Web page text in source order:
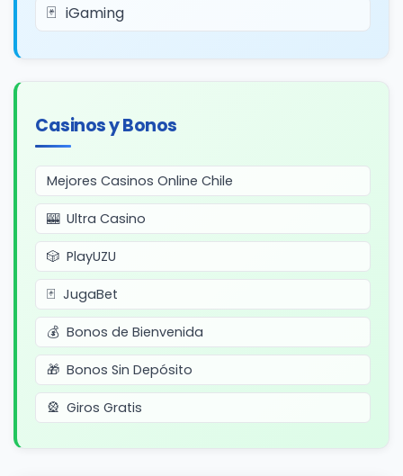
iGaming
Casinos y Bonos
Mejores Casinos Online Chile
Ultra Casino
PlayUZU
JugaBet
Bonos de Bienvenida
Bonos Sin Depósito
Giros Gratis